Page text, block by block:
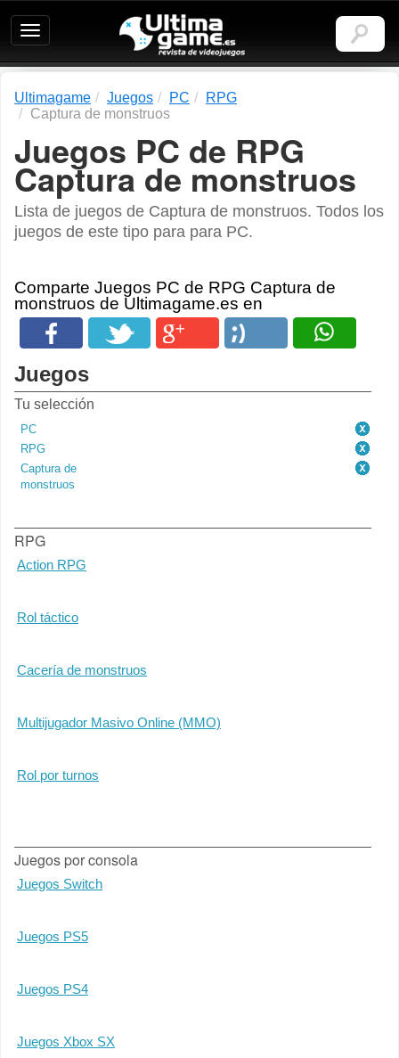
Ultimagame:
Revista
de
Ultimagame Juegos PC
RPG
Captura de monstruos
Juegos PC de RPG
Captura de monstruos
Lista de juegos de Captura de monstruos. Todos los
juegos de este tipo para para PC.
Comparte Juegos PC de RPG Captura de
monstruos de Ultimagame.es en
Juegos
Tu selección
PC
RPG
Captura de
monstruos
RPG
Action RPG
Rol táctico
Cacería de monstruos
Multijugador Masivo Online (MMO)
Rol por turnos
Juegos por consola
Juegos Switch
Juegos PS5
Juegos PS4
Juegos Xbox SX